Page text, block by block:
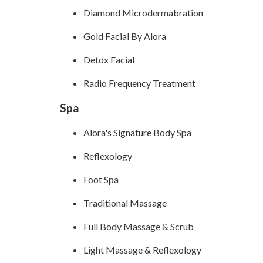
Diamond Microdermabration
Gold Facial By Alora
Detox Facial
Radio Frequency Treatment
Spa
Alora's Signature Body Spa
Reflexology
Foot Spa
Traditional Massage
Full Body Massage & Scrub
Light Massage & Reflexology